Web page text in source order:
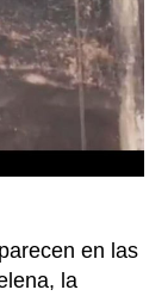
arte
de
la
guerra
de
Troya
en las
la